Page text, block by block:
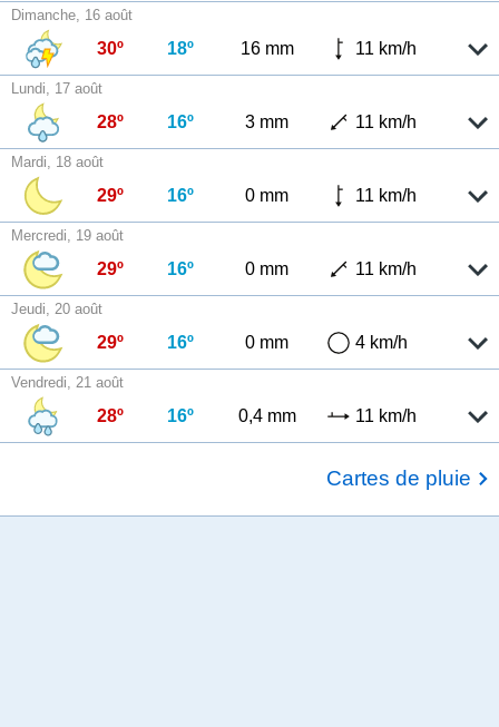
Dimanche, 16 août
30º 18º 16 mm 11 km/h
Lundi, 17 août
28º 16º 3 mm 11 km/h
Mardi, 18 août
29º 16º 0 mm 11 km/h
Mercredi, 19 août
29º 16º 0 mm 11 km/h
Jeudi, 20 août
29º 16º 0 mm 4 km/h
Vendredi, 21 août
28º 16º 0,4 mm 11 km/h
Cartes de pluie